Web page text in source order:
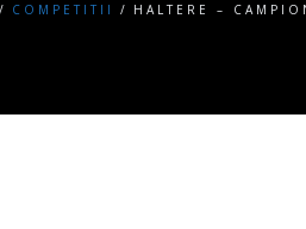
COMPETITII HALTERE –